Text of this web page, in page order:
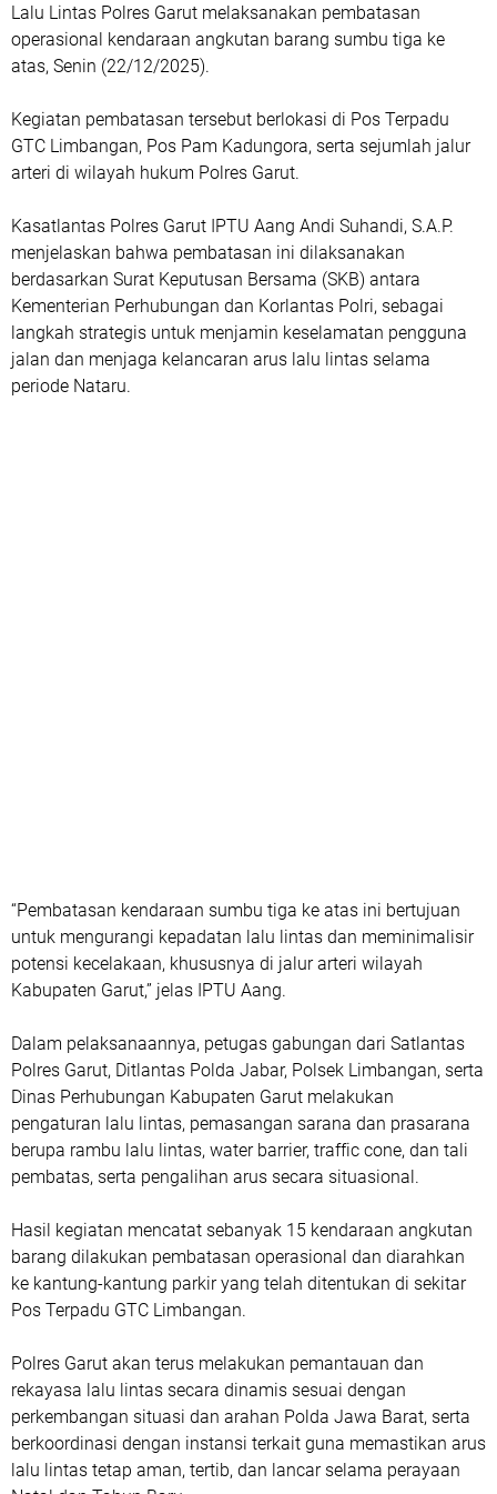
Lalu Lintas Polres Garut melaksanakan pembatasan
operasional kendaraan angkutan barang sumbu tiga ke
atas, Senin (22/12/2025).
Kegiatan pembatasan tersebut berlokasi di Pos Terpadu
GTC Limbangan, Pos Pam Kadungora, serta sejumlah jalur
arteri di wilayah hukum Polres Garut.
Kasatlantas Polres Garut IPTU Aang Andi Suhandi, S.A.P.
menjelaskan bahwa pembatasan ini dilaksanakan
berdasarkan Surat Keputusan Bersama (SKB) antara
Kementerian Perhubungan dan Korlantas Polri, sebagai
langkah strategis untuk menjamin keselamatan pengguna
jalan dan menjaga kelancaran arus lalu lintas selama
periode Nataru.
“Pembatasan kendaraan sumbu tiga ke atas ini bertujuan
untuk mengurangi kepadatan lalu lintas dan meminimalisir
potensi kecelakaan, khususnya di jalur arteri wilayah
Kabupaten Garut,” jelas IPTU Aang.
Dalam pelaksanaannya, petugas gabungan dari Satlantas
Polres Garut, Ditlantas Polda Jabar, Polsek Limbangan, serta
Dinas Perhubungan Kabupaten Garut melakukan
pengaturan lalu lintas, pemasangan sarana dan prasarana
berupa rambu lalu lintas, water barrier, traffic cone, dan tali
pembatas, serta pengalihan arus secara situasional.
Hasil kegiatan mencatat sebanyak 15 kendaraan angkutan
barang dilakukan pembatasan operasional dan diarahkan
ke kantung-kantung parkir yang telah ditentukan di sekitar
Pos Terpadu GTC Limbangan.
Polres Garut akan terus melakukan pemantauan dan
rekayasa lalu lintas secara dinamis sesuai dengan
perkembangan situasi dan arahan Polda Jawa Barat, serta
berkoordinasi dengan instansi terkait guna memastikan arus
lalu lintas tetap aman, tertib, dan lancar selama perayaan